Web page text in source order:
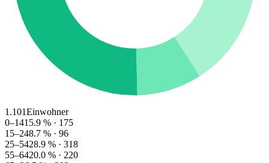
1.101Einwohner
0–1415.9 % · 175
15–248.7 % · 96
25–5428.9 % · 318
55–6420.0 % · 220